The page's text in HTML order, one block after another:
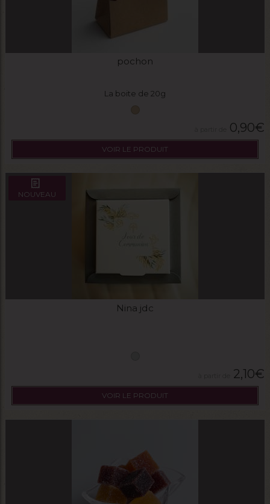
pochon
La boite de 20g
0,90€
VOIR LE PRODUIT
NOUVEAU
Nina jdc
2,10€
VOIR LE PRODUIT